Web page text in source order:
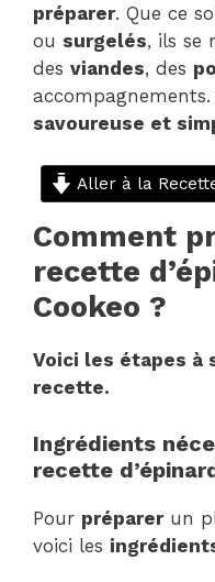
préparer. Que ce
ou surgelés, ils se
des viandes, des
accompagnements.
savoureuse et
Aller à la
Comment
recette
Cookeo ?
Voici les étapes à
recette.
Ingrédients
recette
Pour préparerun
voici les